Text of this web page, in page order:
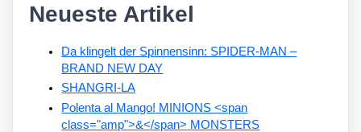
Neueste Artikel
Da klingelt der Spinnensinn: SPIDER-MAN –
BRAND NEW DAY
SHANGRI-LA
Polenta al Mango! MINIONS <span
class="amp">&</span> MONSTERS